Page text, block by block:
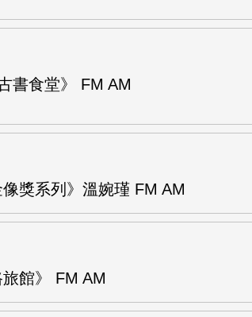
書食堂》 FM AM
像獎系列》溫婉瑾 FM AM
館》 FM AM